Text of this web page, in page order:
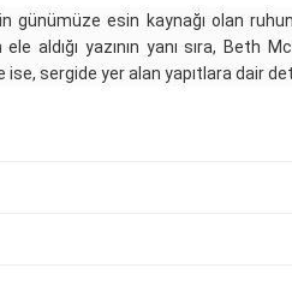
esin kaynağı olan
aldığı yazının yanı sıra, Beth
sergide yer alan yapıtlara dair